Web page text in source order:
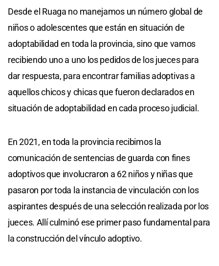
Desde el Ruaga no manejamos un número global de
niños o adolescentes que están en situación de
adoptabilidad en toda la provincia, sino que vamos
recibiendo uno a uno los pedidos de los jueces para
dar respuesta, para encontrar familias adoptivas a
aquellos chicos y chicas que fueron declarados en
situación de adoptabilidad en cada proceso judicial.
En 2021, en toda la provincia recibimos la
comunicación de sentencias de guarda con fines
adoptivos que involucraron a 62 niños y niñas que
pasaron por toda la instancia de vinculación con los
aspirantes después de una selección realizada por los
jueces. Allí culminó ese primer paso fundamental para
la construcción del vínculo adoptivo.